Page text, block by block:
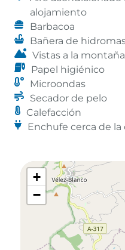
alojamiento
Barbacoa
Bañera de
Vistas a la montaña
Papel higiénico
Microondas
Secador de pelo
Calefacción
Enchufe cerca de la
+
−